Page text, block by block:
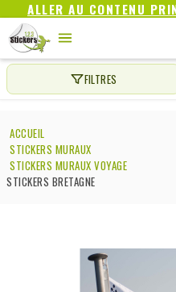
ALLER AU CONTENU
FILTRES
ACCUEIL
STICKERS MURAUX
STICKERS MURAUX VOYAGE
STICKERS BRETAGNE